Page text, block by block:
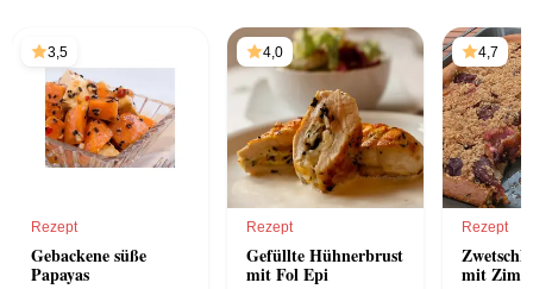
3,5
Rezept
Gebackene süße
Papayas
4,0
Rezept
Gefüllte Hühnerbrust
mit Fol Epi
4,7
Rezept
mit